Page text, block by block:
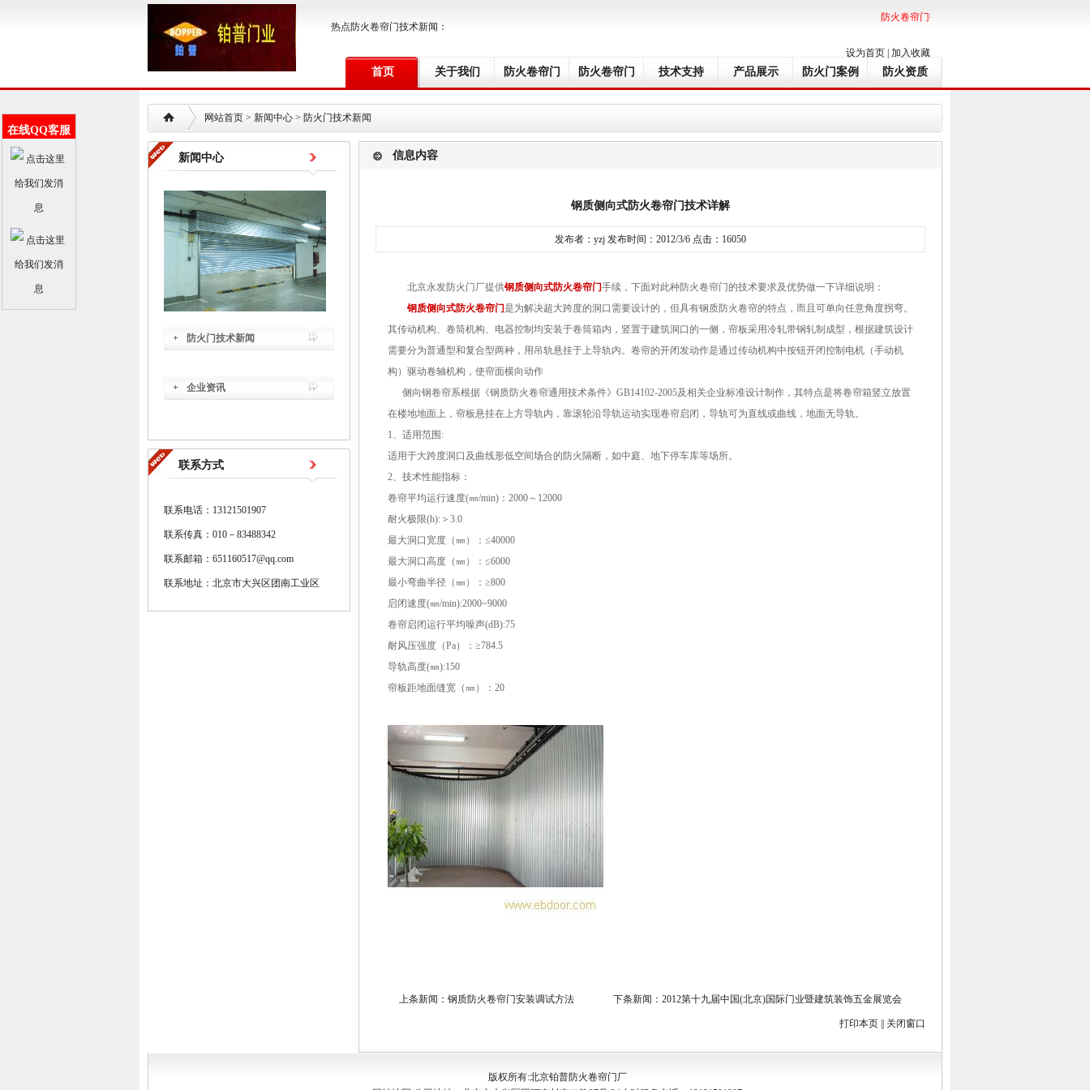
热点防火卷帘门技术新闻：
防火卷帘门技术指标及导轨规格尺寸
设为首页 加入收藏
首页 关于我们 防火卷帘门 防火卷帘门 技术支持 产品展示 防火门案例 防火资质
网站首页 > 新闻中心 > 防火门技术新闻
新闻中心
防火门技术新闻
企业资讯
联系方式
联系电话：13121501907
联系传真：010－83488342
联系邮箱：651160517@qq.com
联系地址：北京市大兴区团南工业区
信息内容
钢质侧向式防火卷帘门技术详解
发布者：yzj 发布时间：2012/3/6 点击：16050
北京永发防火门厂提供钢质侧向式防火卷帘门手续，下面对此种防火卷帘门的技术要求及优势做一下详细说明：
钢质侧向式防火卷帘门是为解决超大跨度的洞口需要设计的，但具有钢质防火卷帘的特点，而且可单向任意角度拐弯。
其传动机构、卷筒机构、电器控制均安装于卷筒箱内，竖置于建筑洞口的一侧，帘板采用冷轧带钢轧制成型，根据建筑设计
需要分为普通型和复合型两种，用吊轨悬挂于上导轨内。卷帘的开闭发动作是通过传动机构中按钮开闭控制电机（手动机
构）驱动卷轴机构，使帘面横向动作
侧向钢卷帘系根据《钢质防火卷帘通用技术条件》GB14102-2005及相关企业标准设计制作，其特点是将卷帘箱竖立放置
在楼地地面上，帘板悬挂在上方导轨内，靠滚轮沿导轨运动实现卷帘启闭，导轨可为直线或曲线，地面无导轨。
1、适用范围:
适用于大跨度洞口及曲线形低空间场合的防火隔断，如中庭、地下停车库等场所。
2、技术性能指标：
卷帘平均运行速度(㎜/min)：2000～12000
耐火极限(h):＞3.0
最大洞口宽度（㎜）：≤40000
最大洞口高度（㎜）：≤6000
最小弯曲半径（㎜）：≥800
启闭速度(㎜/min):2000~9000
卷帘启闭运行平均噪声(dB):75
耐风压强度（Pa）：≥784.5
导轨高度(㎜):150
帘板距地面缝宽（㎜）：20
上条新闻 ： 钢质防火卷帘门安装调试方法 下条新闻 ： 2012第十九届中国(北京)国际门业暨建筑装饰五金展览会
打印本页 关闭窗口
版权所有:北京铂普防火卷帘门厂
在线QQ客服